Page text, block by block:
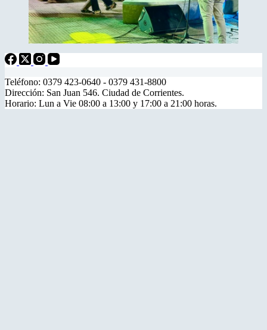
Teléfono: 0379 423-0640 - 0379 431-8800
Dirección: San Juan 546. Ciudad de Corrientes.
Horario: Lun a Vie 08:00 a 13:00 y 17:00 a 21:00 horas.